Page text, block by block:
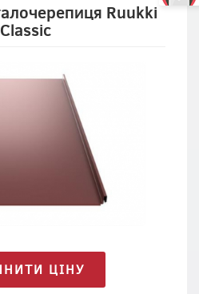
Ruukki
Classic
ЦІНУ